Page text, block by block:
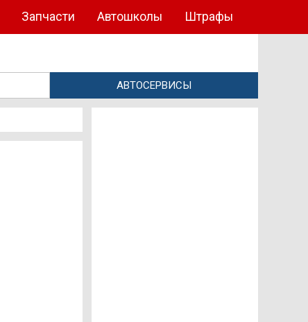
Штрафы
Автошколы
Запчасти
АВТОСЕРВИСЫ